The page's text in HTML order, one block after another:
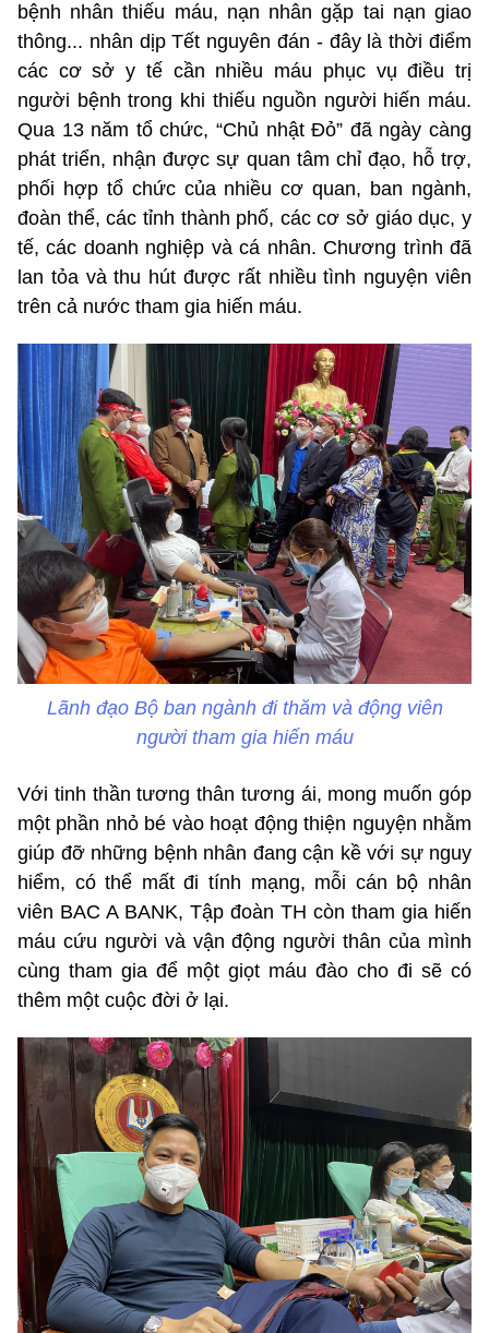
bệnh nhân thiếu máu, nạn nhân gặp tai nạn giao
thông... nhân dịp Tết nguyên đán - đây là thời điểm
các cơ sở y tế cần nhiều máu phục vụ điều trị
người bệnh trong khi thiếu nguồn người hiến máu.
Qua 13 năm tổ chức, “Chủ nhật Đỏ” đã ngày càng
phát triển, nhận được sự quan tâm chỉ đạo, hỗ trợ,
phối hợp tổ chức của nhiều cơ quan, ban ngành,
đoàn thể, các tỉnh thành phố, các cơ sở giáo dục, y
tế, các doanh nghiệp và cá nhân. Chương trình đã
lan tỏa và thu hút được rất nhiều tình nguyện viên
trên cả nước tham gia hiến máu.
Lãnh đạo Bộ ban ngành đi thăm và động viên
người tham gia hiến máu
Với tinh thần tương thân tương ái, mong muốn góp
một phần nhỏ bé vào hoạt động thiện nguyện nhằm
giúp đỡ những bệnh nhân đang cận kề với sự nguy
hiểm, có thể mất đi tính mạng, mỗi cán bộ nhân
viên BAC A BANK, Tập đoàn TH còn tham gia hiến
máu cứu người và vận động người thân của mình
cùng tham gia để một giọt máu đào cho đi sẽ có
thêm một cuộc đời ở lại.